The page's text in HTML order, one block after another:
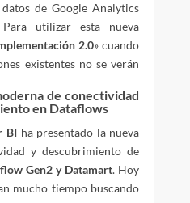
de Google Analytics
utilizar esta nueva
2.0» cuando
existentes no se verán
de conectividad
en Dataflows
BI ha presentado la nueva
y descubrimiento de
Gen2 y Datamart. Hoy
mucho tiempo buscando